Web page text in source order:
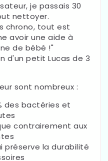
je passais 30
nettoyer.
chrono, tout est
avoir une aide à
de bébé !"
d'un petit Lucas de 3
sont nombreux :
des bactéries et
contrairement aux
préserve la durabilité